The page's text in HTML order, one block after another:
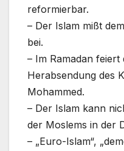
reformierbar.
– Der Islam mißt
bei.
– Im Ramadan feiert
Herabsendung des
Mohammed.
– Der Islam kann
der Moslems in der
– „Euro-Islam“,